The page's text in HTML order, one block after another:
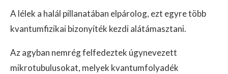
A lélek a halál pillanatában elpárolog, ezt egyre több
kvantumfizikai bizonyíték kezdi alátámasztani.
Az agyban nemrég felfedeztek úgynevezett
mikrotubulusokat, melyek kvantumfolyadék